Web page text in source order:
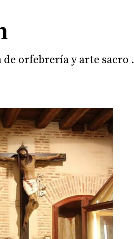
orfebrería y arte sacro .